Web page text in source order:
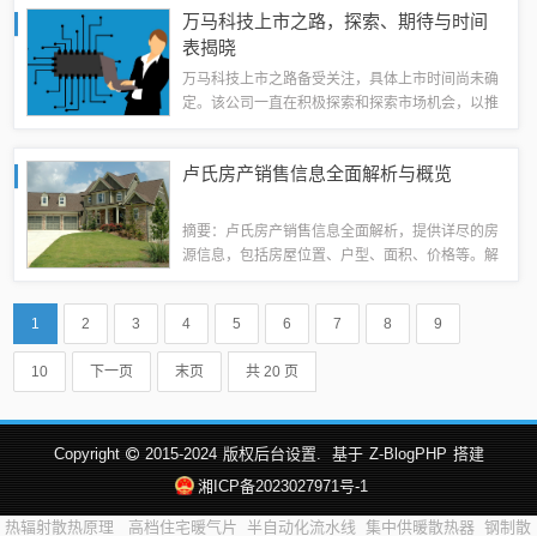
以获取最新的就业资讯和机会。这些招聘信息...
万马科技上市之路，探索、期待与时间
表揭晓
万马科技上市之路备受关注，具体上市时间尚未确
定。该公司一直在积极探索和探索市场机会，以推
景。目前尚无法确定具体的上市时间，需要等待...
卢氏房产销售信息全面解析与概览
摘要：卢氏房产销售信息全面解析，提供详尽的房
源信息，包括房屋位置、户型、面积、价格等。解
况，帮助购房者了解市场动态，做出明智的购房决
策。卢氏房产市场概况卢氏县位于河南省的优越...
1 2 3 4 5 6 7 8 9
10 下一页 末页 共 20 页
Copyright 2015-2024 版权后台设置. 基于 Z-BlogPHP 搭建
湘ICP备2023027971号-1
热辐射散热原理 高档住宅暖气片 半自动化流水线 集中供暖散热器 钢制散